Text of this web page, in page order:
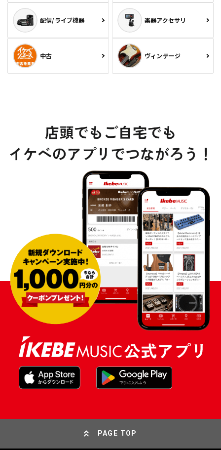
配信/ライブ機器 楽器アクセサリ
中古 ヴィンテージ
PAGE TOP